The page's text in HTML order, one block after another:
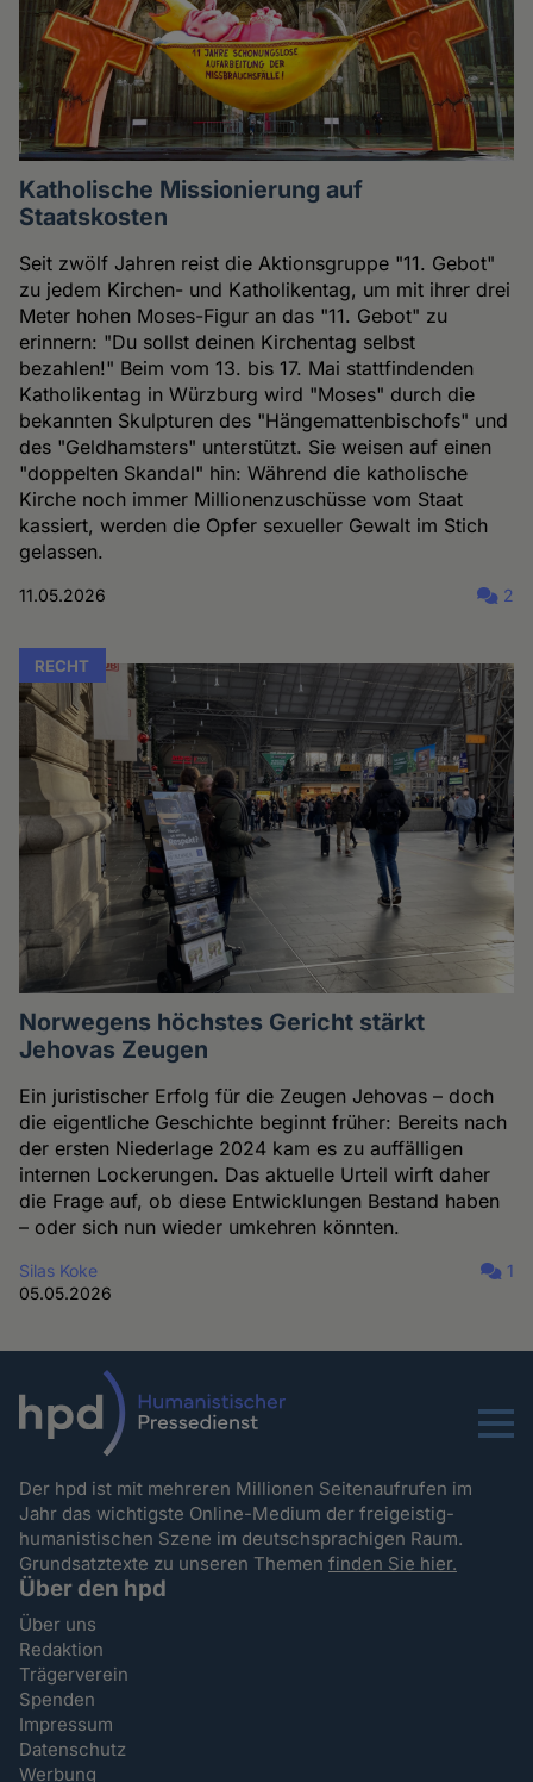
Katholische Missionierung auf
Staatskosten
Seit zwölf Jahren reist die Aktionsgruppe "11. Gebot"
zu jedem Kirchen- und Katholikentag, um mit ihrer drei
Meter hohen Moses-Figur an das "11. Gebot" zu
erinnern: "Du sollst deinen Kirchentag selbst
bezahlen!" Beim vom 13. bis 17. Mai stattfindenden
Katholikentag in Würzburg wird "Moses" durch die
bekannten Skulpturen des "Hängemattenbischofs" und
des "Geldhamsters" unterstützt. Sie weisen auf einen
"doppelten Skandal" hin: Während die katholische
Kirche noch immer Millionenzuschüsse vom Staat
kassiert, werden die Opfer sexueller Gewalt im Stich
gelassen.
11.05.2026 2
RECHT
Norwegens höchstes Gericht stärkt
Jehovas Zeugen
Ein juristischer Erfolg für die Zeugen Jehovas – doch
die eigentliche Geschichte beginnt früher: Bereits nach
der ersten Niederlage 2024 kam es zu auffälligen
internen Lockerungen. Das aktuelle Urteil wirft daher
die Frage auf, ob diese Entwicklungen Bestand haben
– oder sich nun wieder umkehren könnten.
Silas Koke
05.05.2026
1
Menu
Der hpd ist mit mehreren Millionen Seitenaufrufen im
Jahr das wichtigste Online-Medium der freigeistig-
humanistischen Szene im deutschsprachigen Raum.
Grundsatztexte zu unseren Themenfinden Sie hier.
Über den hpd
Über uns
Redaktion
Trägerverein
Spenden
Impressum
Datenschutz
Werbung